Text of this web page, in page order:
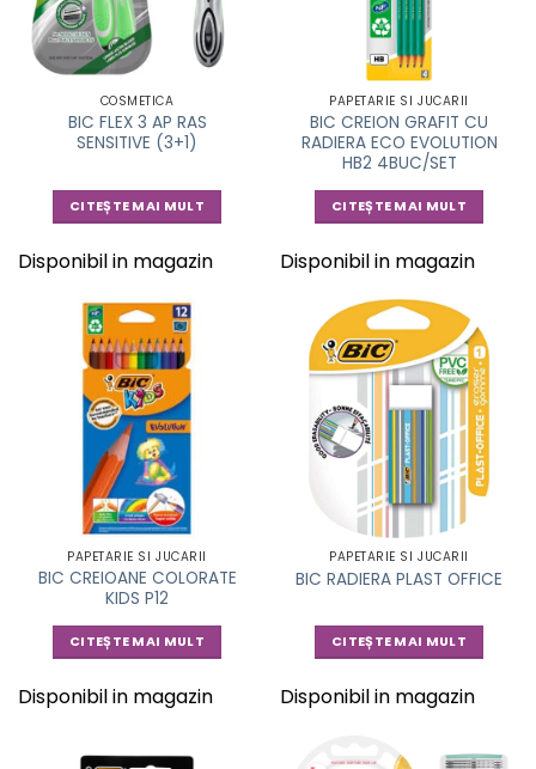
COSMETICA
BIC FLEX 3 AP RAS
SENSITIVE (3+1)
CITEȘTE MAI MULT
Disponibil in magazin
PAPETARIE SI JUCARII
BIC CREION GRAFIT CU
RADIERA ECO EVOLUTION
HB2 4BUC/SET
CITEȘTE MAI MULT
Disponibil in magazin
PAPETARIE SI JUCARII
BIC CREIOANE COLORATE
KIDS P12
CITEȘTE MAI MULT
Disponibil in magazin
PAPETARIE SI JUCARII
BIC RADIERA PLAST OFFICE
CITEȘTE MAI MULT
Disponibil in magazin